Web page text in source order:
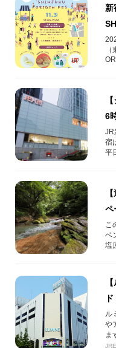
新
6
ウ
ー
JR
宿
平
ペ
こ
ベ
塩
ル
や
ま